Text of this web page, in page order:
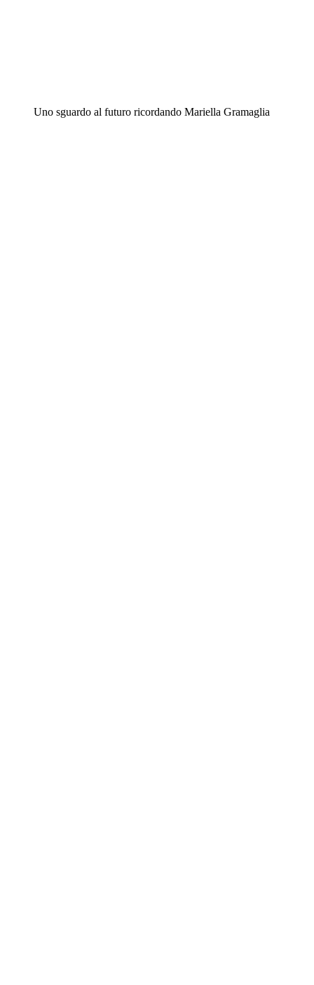
Uno sguardo al futuro ricordando Mariella Gramaglia